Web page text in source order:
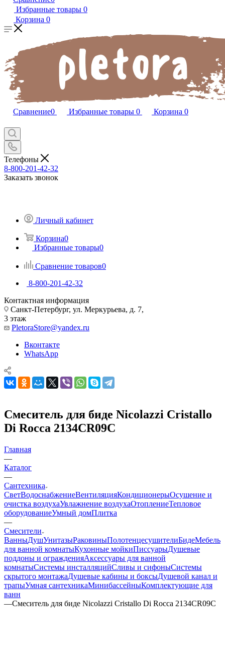
Избранные товары 0
Корзина 0
Сравнение0 Избранные товары 0 Корзина 0
Телефоны
8-800-201-42-32
Заказать звонок
Личный кабинет
Корзина0
Избранные товары0
Сравнение товаров0
8-800-201-42-32
Контактная информация
Санкт-Петербург, ул. Меркурьева, д. 7,
3 этаж
PletoraStore@yandex.ru
Вконтакте
WhatsApp
Смеситель для биде Nicolazzi Cristallo
Di Rocca 2134CR09C
Главная
—
Каталог
—
Сантехника
СветВодоснабжениеВентиляцияКондиционерыОсушение и
очистка воздухаУвлажнение воздухаОтоплениеТепловое
оборудованиеУмный домПлитка
—
Смесители
ВанныДушУнитазыРаковиныПолотенцесушителиБидеМебель
для ванной комнатыКухонные мойкиПиссуарыДушевые
поддоны и огражденияАксессуары для ванной
комнатыСистемы инсталляцийСливы и сифоныСистемы
скрытого монтажаДушевые кабины и боксыДушевой канал и
трапыУмная сантехникаМинибассейныКомплектующие для
ванн
—Смеситель для биде Nicolazzi Cristallo Di Rocca 2134CR09C